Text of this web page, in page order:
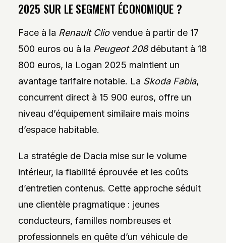
2025 SUR LE SEGMENT ÉCONOMIQUE ?
Face à la Renault Cliovendue à partir de 17
500 euros ou à la Peugeot 208débutant à 18
800 euros, la Logan 2025 maintient un
avantage tarifaire notable. La Skoda Fabia,
concurrent direct à 15 900 euros, offre un
niveau d’équipement similaire mais moins
d’espace habitable.
La stratégie de Dacia mise sur le volume
intérieur, la fiabilité éprouvée et les coûts
d’entretien contenus. Cette approche séduit
une clientèle pragmatique : jeunes
conducteurs, familles nombreuses et
professionnels en quête d’un véhicule de